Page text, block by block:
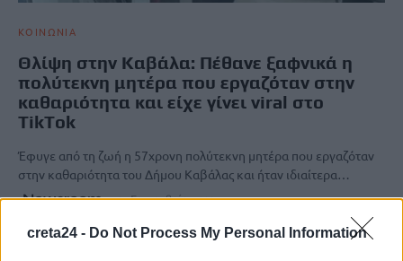
creta24 - Do Not Process My Personal Information
ΚΟΙΝΩΝΙΑ
Θλίψη στην Καβάλα: Πέθανε ξαφνικά η
πολύτεκνη μητέρα που εργαζόταν στην
καθαριότητα και είχε γίνει viral στο
TikTok
Έφυγε από τη ζωή η 57χρονη πολύτεκνη μητέρα που εργαζόταν
στην καθαριότητα του Δήμου Καβάλας και ήταν ιδιαίτερα…
Newsroom 25 Σεπτεμβρίου, 2025